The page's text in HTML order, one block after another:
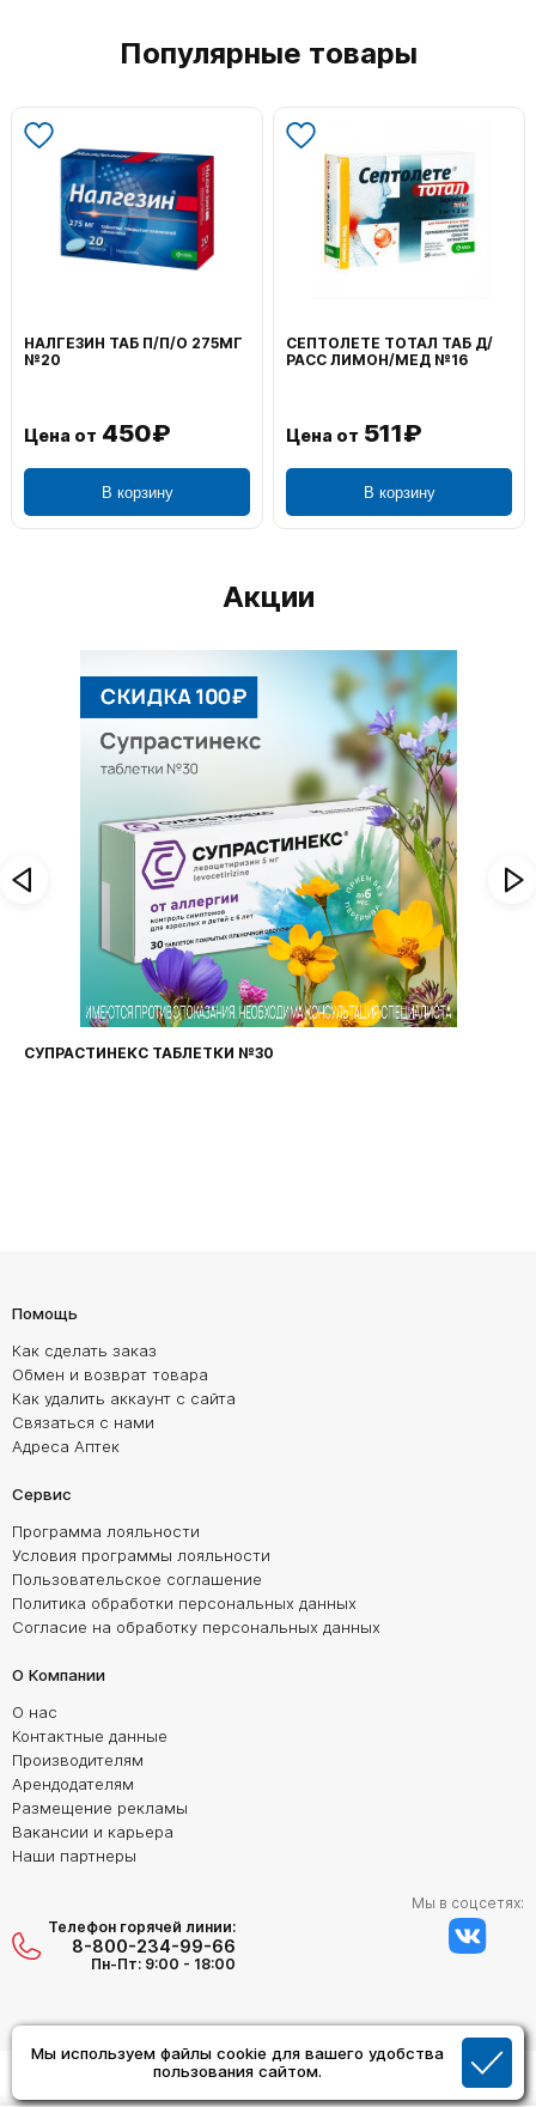
Мы используем файлы cookie для вашего удобства
пользования сайтом.
Популярные товары
НАЛГЕЗИН ТАБ П/П/О 275МГ
№20
Цена от 450₽
В корзину
СЕПТОЛЕТЕ ТОТАЛ ТАБ Д/
РАСС ЛИМОН/МЕД №16
Цена от 511₽
В корзину
Акции
СУПРАСТИНЕКС ТАБЛЕТКИ №30
Помощь
Как сделать заказ
Обмен и возврат товара
Как удалить аккаунт с сайта
Связаться с нами
Адреса Аптек
Сервис
Программа лояльности
Условия программы лояльности
Пользовательское соглашение
Политика обработки персональных данных
Согласие на обработку персональных данных
О Компании
О нас
Контактные данные
Производителям
Арендодателям
Размещение рекламы
Вакансии и карьера
Наши партнеры
Телефон горячей линии:
8-800-234-99-66
Пн-Пт: 9:00 - 18:00
Мы в соцсетях: